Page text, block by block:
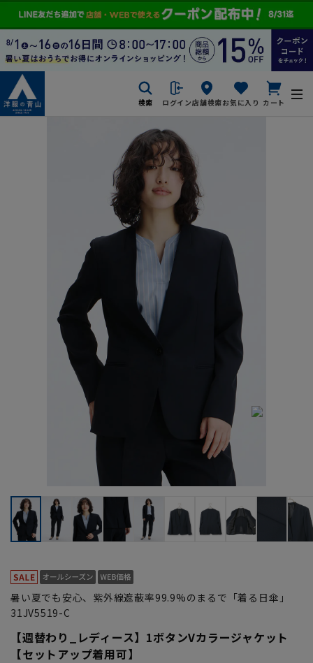
検索 ログイン店舗検索お気に入り カート
暑い夏でも安心、紫外線遮蔽率99.9%のまるで「着る日傘」
31JV5519-C
【週替わり_レディース】1ボタンVカラージャケット
【セットアップ着用可】